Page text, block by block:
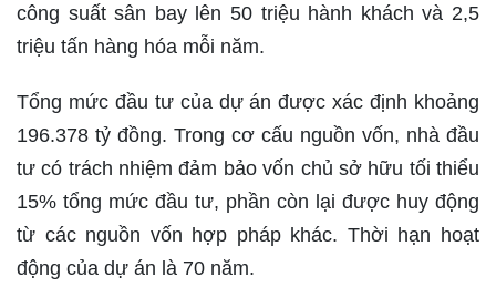
công suất sân bay lên 50 triệu hành khách và 2,5
triệu tấn hàng hóa mỗi năm.
Tổng mức đầu tư của dự án được xác định khoảng
196.378 tỷ đồng. Trong cơ cấu nguồn vốn, nhà đầu
tư có trách nhiệm đảm bảo vốn chủ sở hữu tối thiểu
15% tổng mức đầu tư, phần còn lại được huy động
từ các nguồn vốn hợp pháp khác. Thời hạn hoạt
động của dự án là 70 năm.